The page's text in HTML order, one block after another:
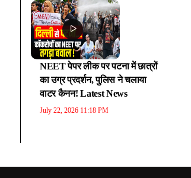
NEET पेपर लीक पर पटना में छात्रों
का उग्र प्रदर्शन, पुलिस ने चलाया
वाटर कैनन! Latest News
July 22, 2026 11:18 PM